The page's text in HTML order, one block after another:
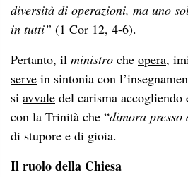
diversità di operazioni, ma uno
in tutti” (1 Cor 12, 4-6).
Pertanto, il ministro che opera,
serve in sintonia con
si avvale del carisma accogliendo
con la Trinità che “dimora
di stupore e di gioia.
Il ruolo della Chiesa